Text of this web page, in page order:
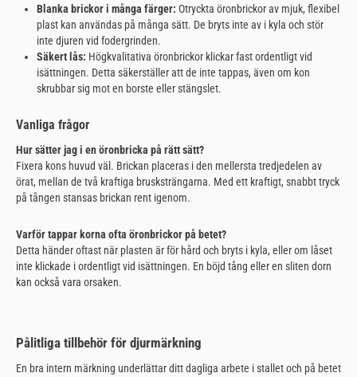
Blanka brickor i många färger: Otryckta öronbrickor av mjuk, flexibel
plast kan användas på många sätt. De bryts inte av i kyla och stör
inte djuren vid fodergrinden.
Säkert lås: Högkvalitativa öronbrickor klickar fast ordentligt vid
isättningen. Detta säkerställer att de inte tappas, även om kon
skrubbar sig mot en borste eller stängslet.
Vanliga frågor
Hur sätter jag i en öronbricka på rätt sätt?
Fixera kons huvud väl. Brickan placeras i den mellersta tredjedelen av
örat, mellan de två kraftiga brusksträngarna. Med ett kraftigt, snabbt tryck
på tången stansas brickan rent igenom.
Varför tappar korna ofta öronbrickor på betet?
Detta händer oftast när plasten är för hård och bryts i kyla, eller om låset
inte klickade i ordentligt vid isättningen. En böjd tång eller en sliten dorn
kan också vara orsaken.
Pålitliga tillbehör för djurmärkning
En bra intern märkning underlättar ditt dagliga arbete i stallet och på betet